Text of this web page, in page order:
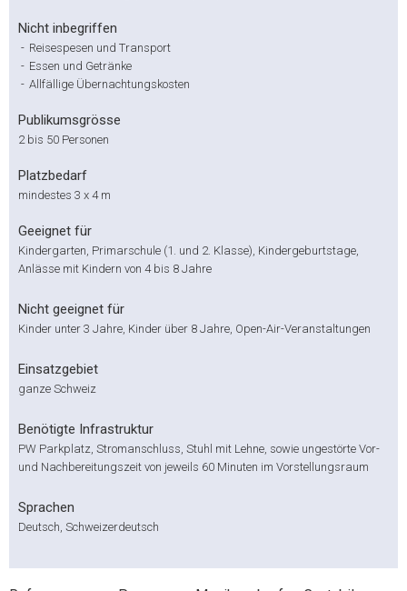
Nicht inbegriffen
- Reisespesen und Transport
- Essen und Getränke
- Allfällige Übernachtungskosten
Publikumsgrösse
2 bis 50 Personen
Platzbedarf
mindestes 3 x 4 m
Geeignet für
Kindergarten, Primarschule (1. und 2. Klasse), Kindergeburtstage,
Anlässe mit Kindern von 4 bis 8 Jahre
Nicht geeignet für
Kinder unter 3 Jahre, Kinder über 8 Jahre, Open-Air-Veranstaltungen
Einsatzgebiet
ganze Schweiz
Benötigte Infrastruktur
PW Parkplatz, Stromanschluss, Stuhl mit Lehne, sowie ungestörte Vor-
und Nachbereitungszeit von jeweils 60 Minuten im Vorstellungsraum
Sprachen
Deutsch, Schweizerdeutsch